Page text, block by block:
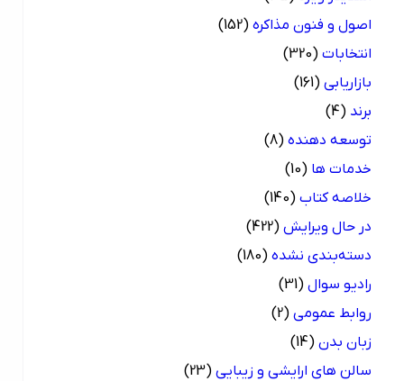
اصول و فنون مذاکره (152)
انتخابات (320)
بازاریابی (161)
(4)
توسعه دهنده (8)
خدمات ها (10)
خلاصه کتاب (140)
در حال ویرایش (422)
دسته‌بندی نشده (180)
رادیو سوال (31)
روابط عمومی (2)
زبان بدن (14)
سالن های ارایشی و زیبایی (23)